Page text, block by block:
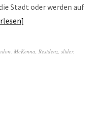
Stadt oder werden auf
, McKenna, Residenz, slider,